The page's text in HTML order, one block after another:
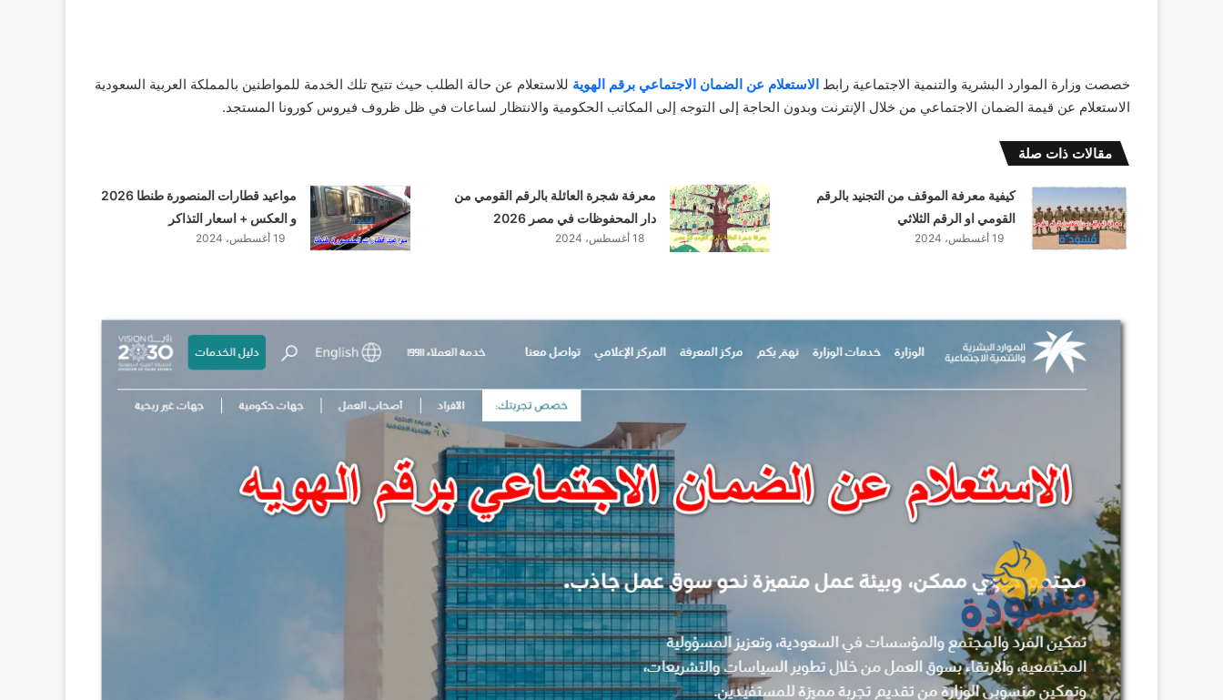
خصصت وزارة الموارد البشرية والتنمية الاجتماعية رابط الاستعلام عن الضمان الاجتماعي برقم الهوية للاستعلام عن حالة الطلب حيث تتيح تلك الخدمة للمواطنين بالمملكة العربية السعودية
الاستعلام عن قيمة الضمان الاجتماعي من خلال الإنترنت وبدون الحاجة إلى التوجه إلى المكاتب الحكومية والانتظار لساعات في ظل ظروف فيروس كورونا المستجد.
مقالات ذات صلة
كيفية معرفة الموقف من التجنيد بالرقم
القومي او الرقم الثلاثي
19 أغسطس، 2024
معرفة شجرة العائلة بالرقم القومي من
دار المحفوظات في مصر 2026
18 أغسطس، 2024
مواعيد قطارات المنصورة طنطا 2026
و العكس + اسعار التذاكر
19 أغسطس، 2024